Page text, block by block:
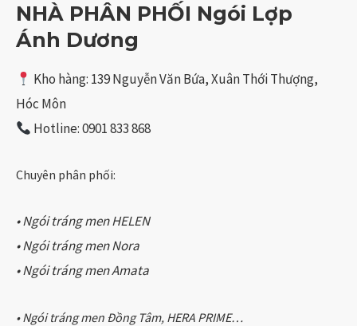
NHÀ PHÂN PHỐI Ngói Lợp
Ánh Dương
Kho hàng: 139 Nguyễn Văn Bứa, Xuân Thới Thượng,
Hóc Môn
Hotline: 0901 833 868
Chuyên phân phối:
• Ngói tráng men HELEN
• Ngói tráng men Nora
• Ngói tráng men Amata
• Ngói tráng men Đồng Tâm, HERA PRIME…